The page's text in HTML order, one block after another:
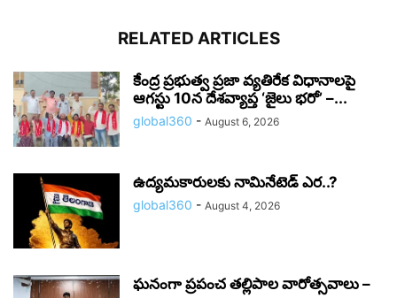
RELATED ARTICLES
కేంద్ర ప్రభుత్వ ప్రజా వ్యతిరేక విధానాలపై
ఆగస్టు 10న దేశవ్యాప్త ‘జైలు భరో’ –...
global360 - August 6, 2026
ఉద్యమకారులకు నామినేటెడ్ ఎర..?
global360 - August 4, 2026
ఘనంగా ప్రపంచ తల్లిపాల వారోత్సవాలు –